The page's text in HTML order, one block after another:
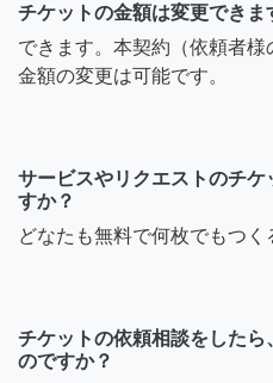
チケットの金額は変更できま
できます。本契約（依頼者様
金額の変更は可能です。
サービスやリクエストのチ
すか？
どなたも無料で何枚でもつく
チケットの依頼相談をした
のですか？